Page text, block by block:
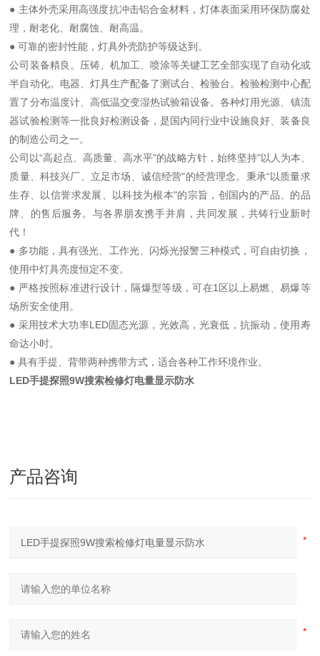
● 主体外壳采用高强度抗冲击铝合金材料，灯体表面采用环保防腐处
理，耐老化、耐腐蚀、耐高温。
● 可靠的密封性能，灯具外壳防护等级达到。
公司装备精良。压铸、机加工、喷涂等关键工艺全部实现了自动化或
半自动化。电器、灯具生产配备了测试台、检验台。检验检测中心配
置了分布温度计、高低温交变湿热试验箱设备。各种灯用光源、镇流
器试验检测等一批良好检测设备，是国内同行业中设施良好、装备良
的制造公司之一。
公司以“高起点、高质量、高水平"的战略方针，始终坚持"以人为本、
质量、科技兴厂、立足市场、诚信经营"的经营理念。秉承“以质量求
生存、以信誉求发展、以科技为根本"的宗旨，创国内的产品、的品
牌、的售后服务。与各界朋友携手并肩，共同发展，共铸行业新时
代！
● 多功能，具有强光、工作光、闪烁光报警三种模式，可自由切换，
使用中灯具亮度恒定不变。
● 严格按照标准进行设计，隔爆型等级，可在1区以上易燃、易爆等
场所安全使用。
● 采用技术大功率LED固态光源，光效高，光衰低，抗振动，使用寿
命达小时。
● 具有手提、背带两种携带方式，适合各种工作环境作业。
LED手提探照9W搜索检修灯电量显示防水
产品咨询